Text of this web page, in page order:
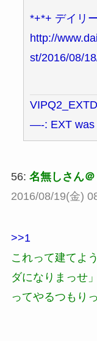
*+*+ デイリ
http://
st/2016/08/
—-: EXT was
56: 名無しさん
2016/08/19(金)
>>1
これって建てよ
ダになりまっせ」
ってやるつもり